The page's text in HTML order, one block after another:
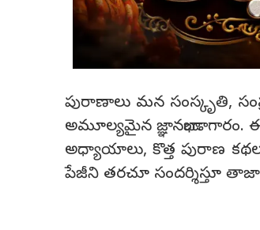
పురాణాలు మన సంస్కృతి,
అమూల్యమైన జ్ఞానభాండాగారం.
అధ్యాయాలు, కొత్త పురాణ
పేజీని తరచూ సందర్శిస్తూ